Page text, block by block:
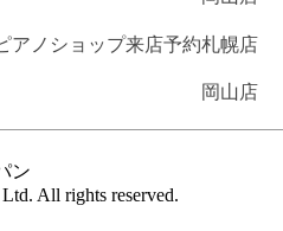
アノショップ来店予約札幌店
岡山店
ン
All rights reserved.